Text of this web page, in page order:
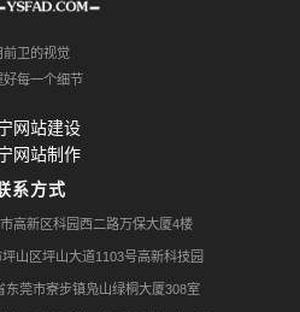
前卫的视觉
好每一个细节
网站建设
网站制作
系方式
高新区科园西二路万保大厦4楼
山区坪山大道1103号高新科技园
东莞市寮步镇凫山绿桐大厦308室